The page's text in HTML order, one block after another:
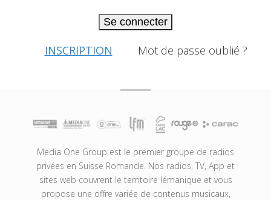
Se connecter
INSCRIPTION Mot de passe oublié ?
Media One Group est le premier groupe de radios
privées en Suisse Romande. Nos radios, TV, App et
sites web couvrent le territoire lémanique et vous
propose une offre variée de contenus musicaux,